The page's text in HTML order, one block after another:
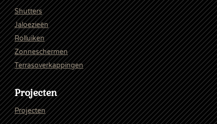
Shutters
Jaloezieën
Rolluiken
Zonneschermen
Terrasoverkappingen
Projecten
Projecten